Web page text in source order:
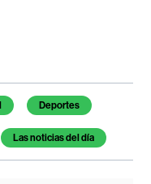
Deportes
Las noticias del día